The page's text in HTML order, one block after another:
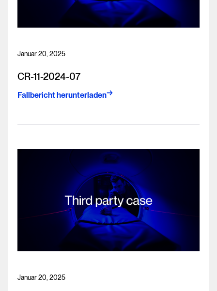
Januar 20, 2025
CR-11-2024-07
Fallbericht herunterladen
Januar 20, 2025